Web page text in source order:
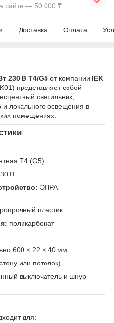
сайте — 50 000 ₸
Доставка Оплата
230 В T4/G5 от компании IEK
представляет собой
светильник,
локального освещения в
помещениях.
T4 (G5)
В
ЭПРА
пластик
поликарбонат
600 × 22 × 40 мм
или потолок)
выключатель и шнур
для: